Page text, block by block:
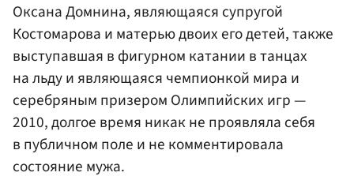
Оксана Домнина, являющаяся супругой
Костомарова и матерью двоих его детей, также
выступавшая в фигурном катании в танцах
на льду и являющаяся чемпионкой мира и
серебряным призером Олимпийских игр —
2010, долгое время никак не проявляла себя
в публичном поле и не комментировала
состояние мужа.